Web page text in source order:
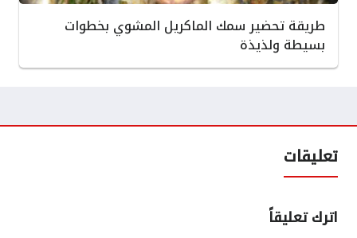
طريقة تحضير سمك الماكريل المشوي بخطوات
بسيطة ولذيذة
تعليقات
اترك تعليقاً